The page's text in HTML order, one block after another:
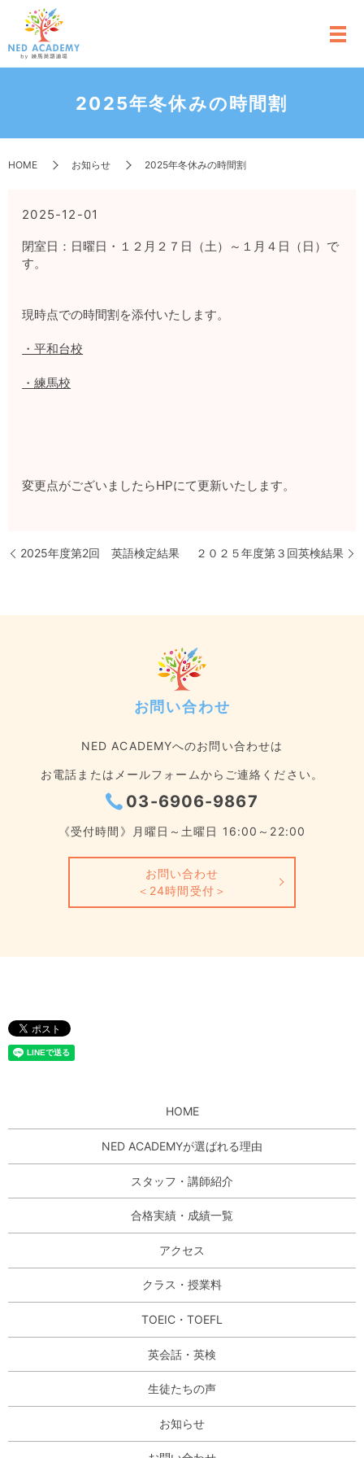
2025年冬休みの時間割
HOME お知らせ 2025年冬休みの時間割
2025-12-01
閉室日：日曜日・１２月２７日（土）～１月４日（日）で
す。
現時点での時間割を添付いたします。
・平和台校
・練馬校
変更点がございましたらHPにて更新いたします。
2025年度第2回 英語検定結果 ２０２５年度第３回英検結果
お問い合わせ
NED ACADEMYへのお問い合わせは
お電話またはメールフォームからご連絡ください。
03-6906-9867
《受付時間》月曜日～土曜日 16:00～22:00
お問い合わせ
＜24時間受付＞
HOME
NED ACADEMYが選ばれる理由
スタッフ・講師紹介
合格実績・成績一覧
アクセス
クラス・授業料
TOEIC・TOEFL
英会話・英検
生徒たちの声
お知らせ